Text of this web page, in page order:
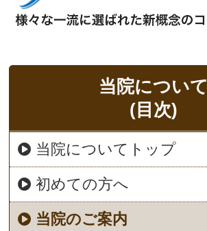
当院について
(目次)
当院についてトップ
初めての方へ
当院のご案内